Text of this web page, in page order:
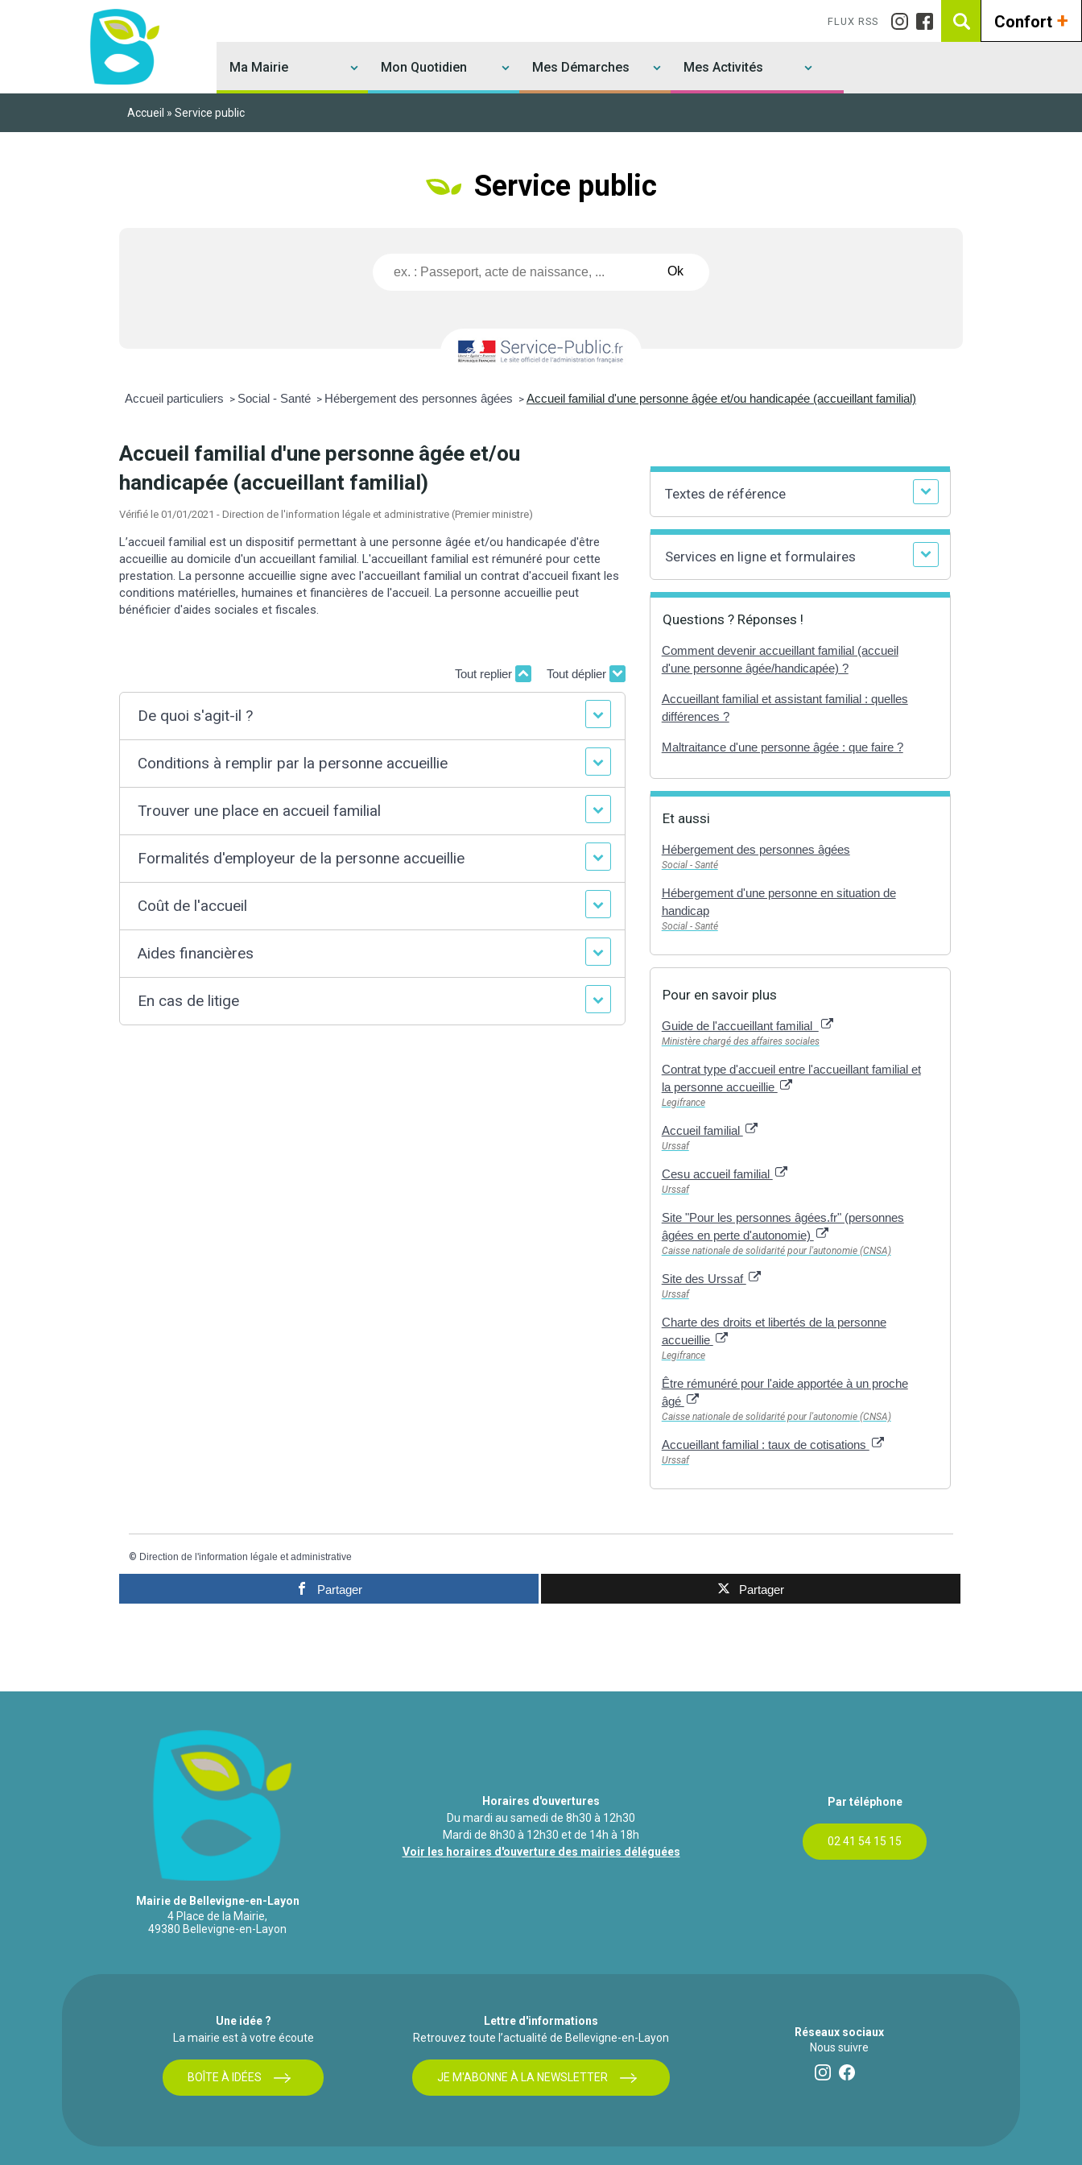
Confort +
FLUX RSS
Ma Mairie Mon Quotidien Mes Démarches Mes Activités
Accueil » Service public
Service public
Accueil particuliers > Social - Santé > Hébergement des personnes âgées > Accueil familial d'une personne âgée et/ou handicapée (accueillant familial)
Accueil familial d'une personne âgée et/ou
handicapée (accueillant familial)
Vérifié le 01/01/2021 - Direction de l'information légale et administrative (Premier ministre)
L’accueil familial est un dispositif permettant à une personne âgée et/ou handicapée d'être
accueillie au domicile d'un accueillant familial. L'accueillant familial est rémunéré pour cette
prestation. La personne accueillie signe avec l'accueillant familial un contrat d'accueil fixant les
conditions matérielles, humaines et financières de l'accueil. La personne accueillie peut
bénéficier d'aides sociales et fiscales.
Tout replier Tout déplier
De quoi s'agit-il ?
Conditions à remplir par la personne accueillie
Trouver une place en accueil familial
Formalités d'employeur de la personne accueillie
Coût de l'accueil
Aides financières
En cas de litige
Textes de référence
Services en ligne et formulaires
Questions ? Réponses !
Comment devenir accueillant familial (accueil
d'une personne âgée/handicapée) ?
Accueillant familial et assistant familial : quelles
différences ?
Maltraitance d'une personne âgée : que faire ?
Et aussi
Hébergement des personnes âgées
Social - Santé
Hébergement d'une personne en situation de
handicap
Social - Santé
Pour en savoir plus
Guide de l'accueillant familial
Ministère chargé des affaires sociales
Contrat type d'accueil entre l'accueillant familial et
la personne accueillie
Legifrance
Accueil familial
Urssaf
Cesu accueil familial
Urssaf
Site "Pour les personnes âgées.fr" (personnes
âgées en perte d'autonomie)
Caisse nationale de solidarité pour l'autonomie (CNSA)
Site des Urssaf
Urssaf
Charte des droits et libertés de la personne
accueillie
Legifrance
Être rémunéré pour l'aide apportée à un proche
âgé
Caisse nationale de solidarité pour l'autonomie (CNSA)
Accueillant familial : taux de cotisations
Urssaf
© Direction de l'information légale et administrative
Partager Partager
Mairie de Bellevigne-en-Layon
4 Place de la Mairie,
49380 Bellevigne-en-Layon
Horaires d'ouvertures
Du mardi au samedi de 8h30 à 12h30
Mardi de 8h30 à 12h30 et de 14h à 18h
Voir les horaires d'ouverture des mairies déléguées
Par téléphone
02 41 54 15 15
Une idée ?
La mairie est à votre écoute
BOÎTE À IDÉES
Lettre d'informations
Retrouvez toute l’actualité de Bellevigne-en-Layon
JE M'ABONNE À LA NEWSLETTER
Réseaux sociaux
Nous suivre